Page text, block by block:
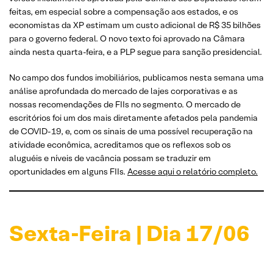
feitas, em especial sobre a compensação aos estados, e os
economistas da XP estimam um custo adicional de R$ 35 bilhões
para o governo federal. O novo texto foi aprovado na Câmara
ainda nesta quarta-feira, e a PLP segue para sanção presidencial.
No campo dos fundos imobiliários, publicamos nesta semana uma
análise aprofundada do mercado de lajes corporativas e as
nossas recomendações de FIIs no segmento. O mercado de
escritórios foi um dos mais diretamente afetados pela pandemia
de COVID-19, e, com os sinais de uma possível recuperação na
atividade econômica, acreditamos que os reflexos sob os
aluguéis e níveis de vacância possam se traduzir em
oportunidades em alguns FIIs. Acesse aqui o relatório completo.
Sexta-Feira | Dia 17/06